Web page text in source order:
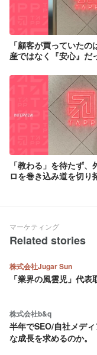
「顧客が買っていたの
産ではなく『安心』だ
TAPPの提供価値
「教わる」を待たず、
ロを巻き込み道を切り
マーケティング
Related stories
株式会社Jugar Sun
「業界の風雲児」代
株式会社b&q
半年でSEO/自社メデ
な成長を求めるのか。